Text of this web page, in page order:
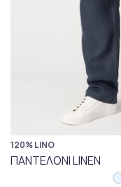
120% LINO
ΠΑΝΤΕΛΟΝΙ LINEN